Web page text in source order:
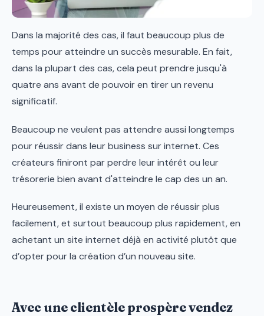
Dans la majorité des cas, il faut beaucoup plus de
temps pour atteindre un succès mesurable. En fait,
dans la plupart des cas, cela peut prendre jusqu'à
quatre ans avant de pouvoir en tirer un revenu
significatif.
Beaucoup ne veulent pas attendre aussi longtemps
pour réussir dans leur business sur internet. Ces
créateurs finiront par perdre leur intérêt ou leur
trésorerie bien avant d'atteindre le cap des un an.
Heureusement, il existe un moyen de réussir plus
facilement, et surtout beaucoup plus rapidement, en
achetant un site internet déjà en activité plutôt que
d’opter pour la création d’un nouveau site.
Avec une clientèle prospère vendez